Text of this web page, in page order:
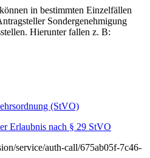
in bestimmten Einzelfällen
Sondergenehmigung
Hierunter fallen z. B:
(StVO)
Erlaubnis nach § 29 StVO
service/auth-call/675ab05f-7c46-